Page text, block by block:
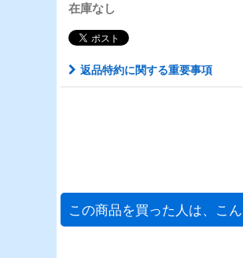
在庫なし
返品特約に関する重要事項
この商品を買った人は、こ